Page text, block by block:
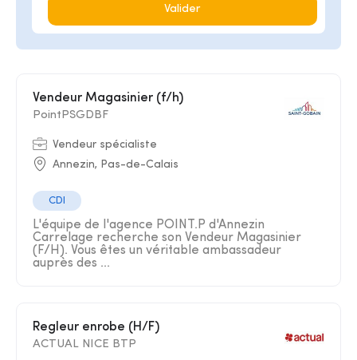
Valider
Vendeur Magasinier (f/h)
PointPSGDBF
Vendeur spécialiste
Annezin, Pas-de-Calais
CDI
L'équipe de l'agence POINT.P d'Annezin
Carrelage recherche son Vendeur Magasinier
(F/H). Vous êtes un véritable ambassadeur
auprès des ...
Regleur enrobe (H/F)
ACTUAL NICE BTP